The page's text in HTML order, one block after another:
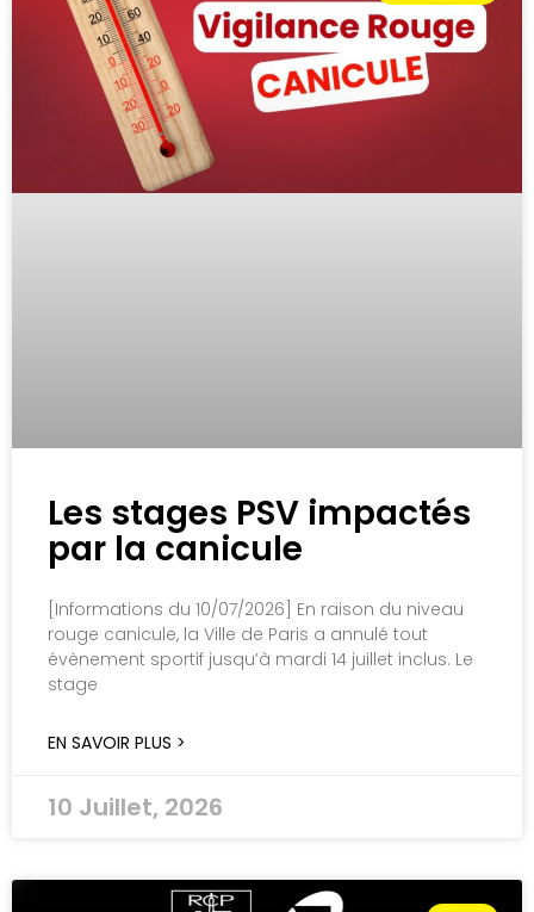
Les stages PSV impactés
par la canicule
[Informations du 10/07/2026] En raison du niveau
rouge canicule, la Ville de Paris a annulé tout
évènement sportif jusqu’à mardi 14 juillet inclus. Le
stage
EN SAVOIR PLUS >
10 Juillet, 2026